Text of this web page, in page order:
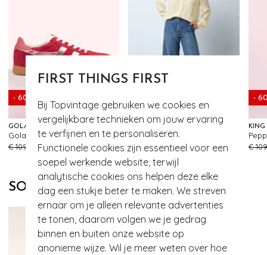
FIRST THINGS FIRST
Bij Topvintage gebruiken we cookies en
vergelijkbare technieken om jouw ervaring
te verfijnen en te personaliseren.
Functionele cookies zijn essentieel voor een
soepel werkende website, terwijl
analytische cookies ons helpen deze elke
dag een stukje beter te maken. We streven
ernaar om je alleen relevante advertenties
te tonen, daarom volgen we je gedrag
binnen en buiten onze website op
anonieme wijze. Wil je meer weten over hoe
- 60%
GOLA
Gola Elan Glitz Suede sneakers in koraalrood
€ 109,95
€ 43,95
115
KING LOUIE
€ 119,95 € 47,95
-
€
SOORTGELIJKE PRODUCTEN